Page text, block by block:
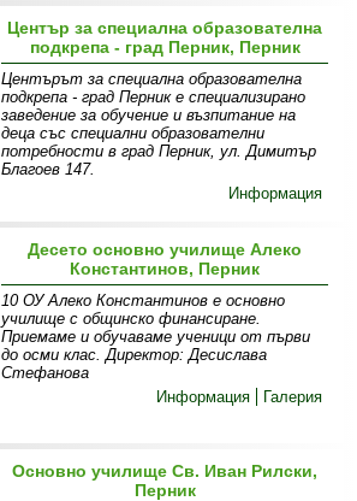
Център за специална образователна
подкрепа - град Перник, Перник
Центърът за специална образователна
подкрепа - град Перник е специализирано
заведение за обучение и възпитание на
деца със специални образователни
потребности в град Перник, ул. Димитър
Благоев 147.
Информация
Десето основно училище Алеко
Константинов, Перник
10 ОУ Алеко Константинов е основно
училище с общинско финансиране.
Приемаме и обучаваме ученици от първи
до осми клас. Директор: Десислава
Стефанова
Информация
Галерия
Основно училище Св. Иван Рилски,
Перник